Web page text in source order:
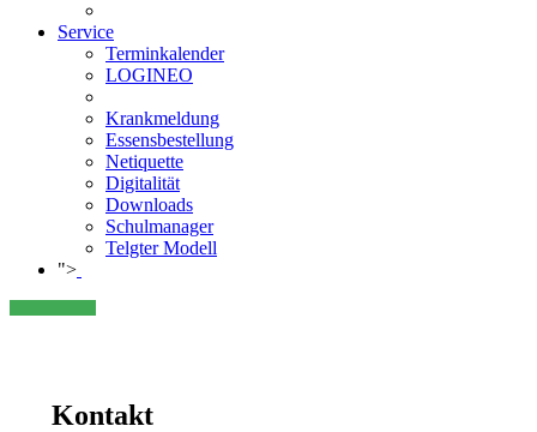
Service
Terminkalender
LOGINEO
Krankmeldung
Essensbestellung
Netiquette
Digitalität
Downloads
Schulmanager
Telgter Modell
">
Kontakt